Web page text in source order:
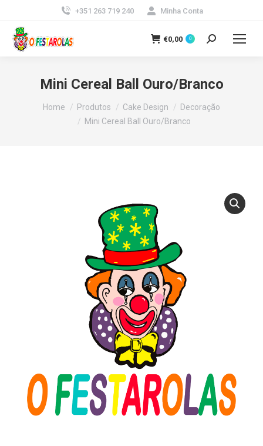
+351 263 719 240 Minha Conta
€0,00 0 Search:
Mini Cereal Ball Ouro/Branco
You are here:
Home Produtos Cake Design
Decoração
Mini Cereal Ball Ouro/Branco